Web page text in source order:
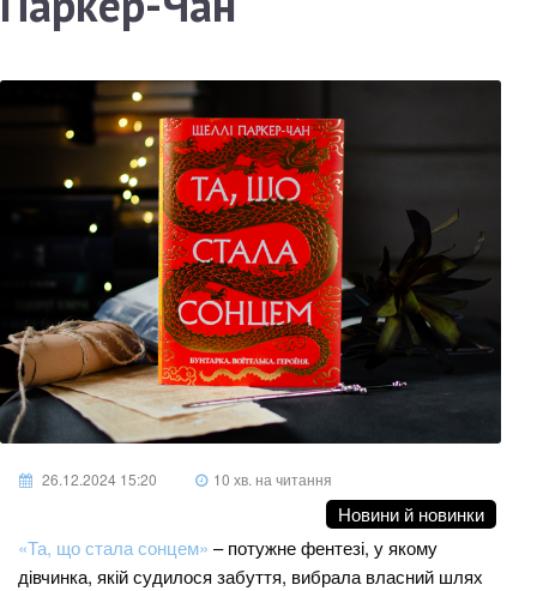
26.12.2024 15:20 10 хв. на читання
Новини й новинки
«Та, що стала сонцем» – потужне фентезі, у якому
дівчинка, якій судилося забуття, вибрала власний шлях